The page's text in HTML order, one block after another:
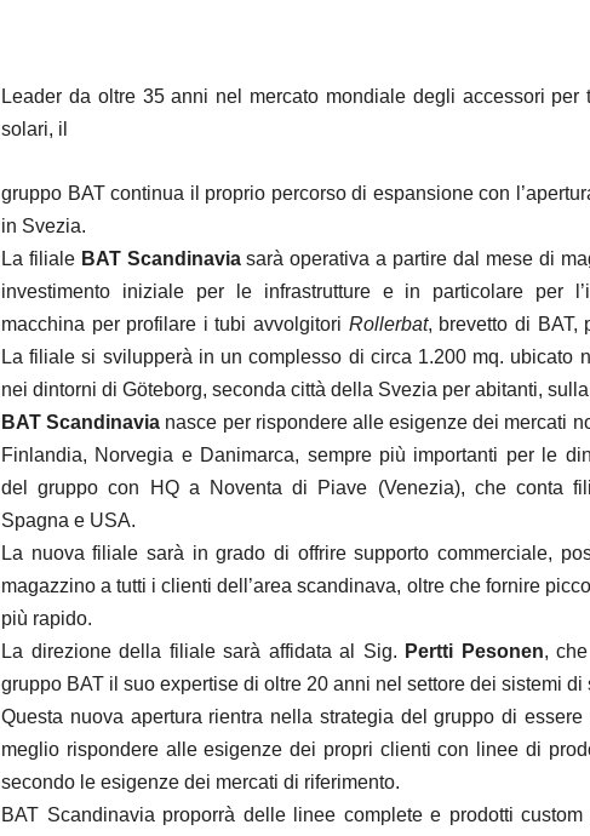
Leader da oltre 35 anni nel mercato mondiale degli accessori per
solari, il
gruppo BAT continua il proprio percorso di espansione con
in Svezia.
La filiale BAT Scandinaviasarà operativa a partire dal mese di
investimento iniziale per le infrastrutture e in particolare per
macchina per profilare i tubi avvolgitori Rollerbat, brevetto di BAT,
La filiale si svilupperà in un complesso di circa 1.200 mq. ubicato
nei dintorni di Göteborg, seconda città della Svezia per abitanti,
BAT Scandinavia nasce per rispondere alle esigenze dei mercati
Finlandia, Norvegia e Danimarca, sempre più importanti per le
del gruppo con HQ a Noventa di Piave (Venezia), che conta
Spagna e USA.
La nuova filiale sarà in grado di offrire supporto commerciale,
magazzino a tutti i clienti dell’area scandinava, oltre che fornire
più rapido.
La direzione della filiale sarà affidata al Sig. Pertti Pesonen,
gruppo BAT il suo expertise di oltre 20 anni nel settore dei sistemi di
Questa nuova apertura rientra nella strategia del gruppo di
meglio rispondere alle esigenze dei propri clienti con linee di
secondo le esigenze dei mercati di riferimento.
BAT Scandinavia proporrà delle linee complete e prodotti custom